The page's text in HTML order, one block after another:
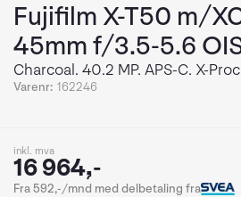
Fujifilm X-T50 m/
45mm f/3.5-5.6
Charcoal. 40.2 MP. APS-C. X-
Varenr: 162246
inkl. mva
16 964,-
Fra 592,-/mnd med delbetaling fra